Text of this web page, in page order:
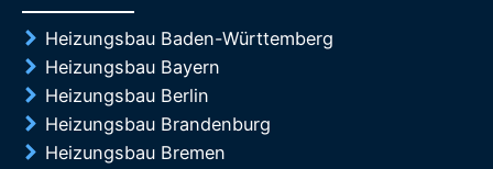
Heizungsbau Baden-Württemberg
Heizungsbau Bayern
Heizungsbau Berlin
Heizungsbau Brandenburg
Heizungsbau Bremen